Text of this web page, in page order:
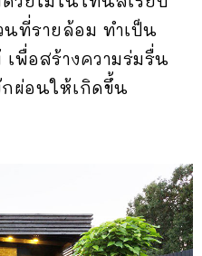
ที่รายล้อม ทำเป็น
พื่อสร้างความร่มรื่น
ผ่อนให้เกิดขึ้น